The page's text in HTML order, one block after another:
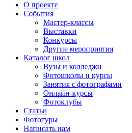
О проекте
События
Мастер-классы
Выставки
Конкурсы
Другие мероприятия
Каталог школ
Вузы и колледжи
Фотошколы и курсы
Занятия с фотографами
Онлайн-курсы
Фотоклубы
Статьи
Фототуры
Написать нам